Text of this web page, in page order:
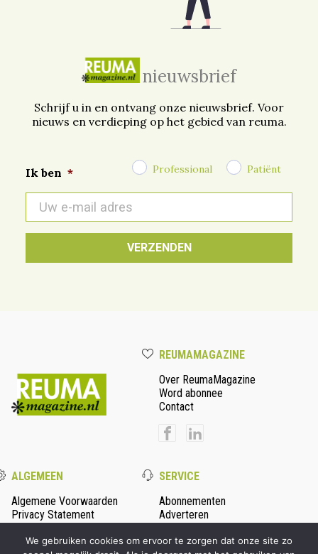
nieuwsbrief
Schrijf u in en ontvang onze nieuwsbrief. Voor
nieuws en verdieping op het gebied van reuma.
Ik ben * Professional Patiënt
mail
*
REUMAMAGAZINE
Over ReumaMagazine
Word abonnee
Contact
ALGEMEEN
Algemene Voorwaarden
Privacy Statement
SERVICE
Abonnementen
Adverteren
We gebruiken cookies om ervoor te zorgen dat onze site zo